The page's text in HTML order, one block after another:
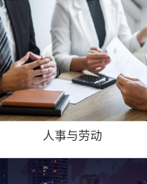
人事与劳动